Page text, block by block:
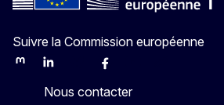
Suivre la Commission européenne
MastodonLinkedInBlueskyFacebook
Nous contacter